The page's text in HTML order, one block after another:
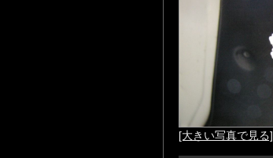
[大きい写真で見る]